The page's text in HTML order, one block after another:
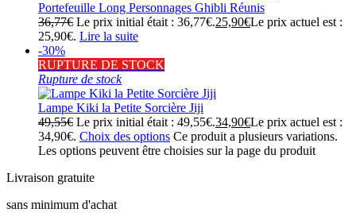
Portefeuille Long Personnages Ghibli Réunis
36,77€ Le prix initial était : 36,77€.25,90€Le prix actuel est :
25,90€. Lire la suite
-30%
RUPTURE DE STOCK
Rupture de stock
Lampe Kiki la Petite Sorcière Jiji
49,55€ Le prix initial était : 49,55€.34,90€Le prix actuel est :
34,90€. Choix des options Ce produit a plusieurs variations.
Les options peuvent être choisies sur la page du produit
Livraison gratuite
sans minimum d'achat